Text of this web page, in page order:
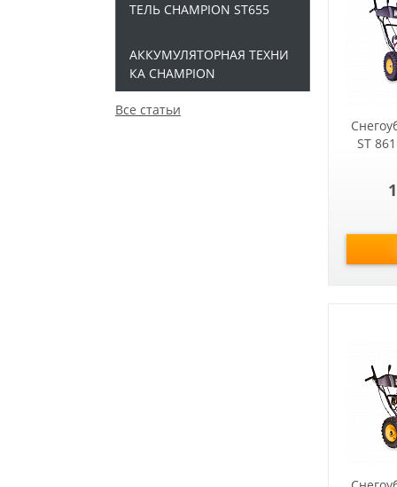
ТЕЛЬ CHAMPION ST655
АККУМУЛЯТОРНАЯ ТЕХНИ
КА CHAMPION
Все статьи
ST